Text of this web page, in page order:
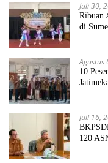
Juli 30,
Ribuan
di
Agustus
10
Juli 16,
120